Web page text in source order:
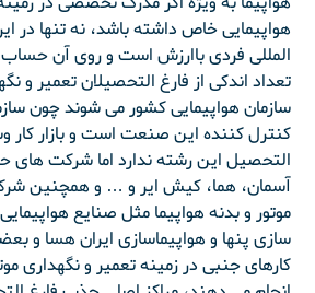
هواپیمایی خاص داشته باشد، نه تنها در
المللی فردی باارزش است و روی آن
تعداد اندکی از فارغ التحصیلان تعمیر و
سازمان هواپیمایی کشور می شوند چون
کنترل کننده این صنعت است و بازار کار
التحصیل این رشته ندارد اما شرکت های
آسمان، هما، کیش ایر و … و همچنین
موتور و بدنه هواپیما مثل صنایع
سازی پنها و هواپیماسازی ایران هسا و
کارهای جنبی در زمینه تعمیر و نگهداری